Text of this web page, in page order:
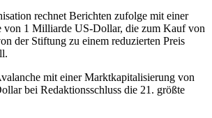
rechnet Berichten zufolge mit einer
von 1 Milliarde US-Dollar, die zum Kauf von
der Stiftung zu einem reduzierten Preis
mit einer Marktkapitalisierung von
bei Redaktionsschluss die 21. größte